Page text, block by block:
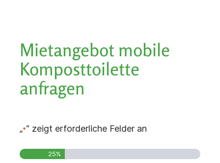
Mietangebot mobile
Komposttoilette
anfragen
„*“ zeigt erforderliche Felder an
25%